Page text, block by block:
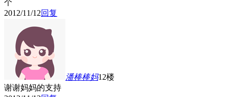
个
2012/11/12回复
潘棒棒妈12楼
谢谢妈妈的支持